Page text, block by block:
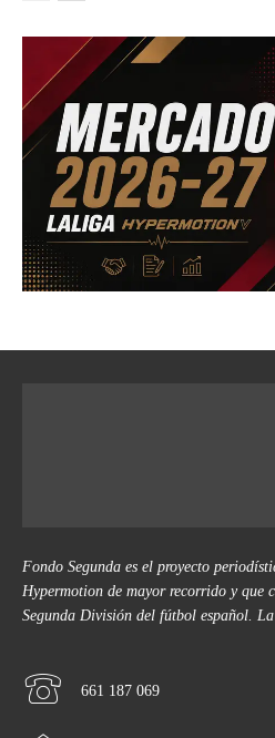
Fondo Segunda es el proyecto
Hypermotion de mayor recorrido y que
Segunda División del fútbol español.
661 187 069